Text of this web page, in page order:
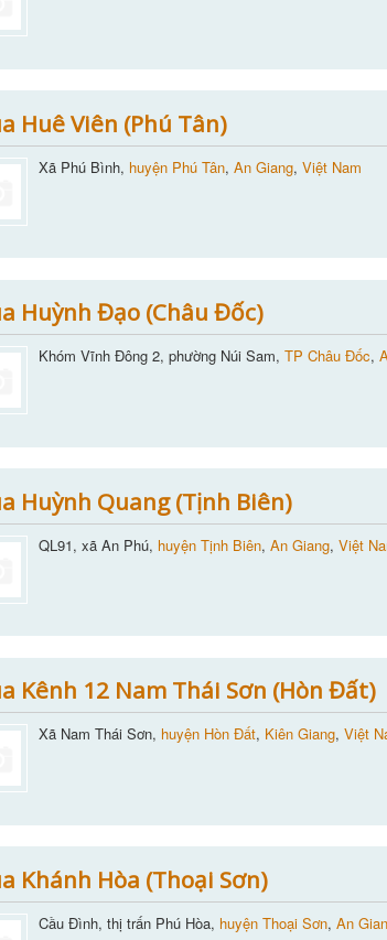
Huê Viên (Phú Tân)
Xã Phú Bình, huyện Phú Tân,An Giang,Việt Nam
Huỳnh Đạo (Châu Đốc)
Khóm Vĩnh Đông 2, phường Núi Sam,TP Châu Đốc,
Huỳnh Quang (Tịnh Biên)
QL91, xã An Phú, huyện Tịnh Biên,An Giang,Việt
Kênh 12 Nam Thái Sơn (Hòn Đất)
Xã Nam Thái Sơn, huyện Hòn Đất, Kiên Giang,Việt
Khánh Hòa (Thoại Sơn)
Cầu Đình, thị trấn Phú Hòa, huyện Thoại Sơn,An